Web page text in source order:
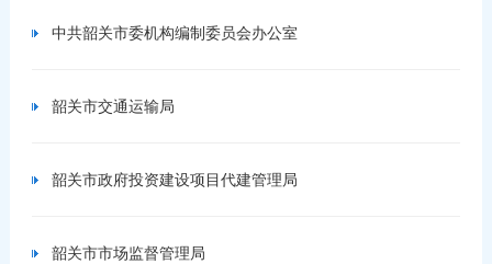
中共韶关市委机构编制委员会办公室
韶关市交通运输局
韶关市政府投资建设项目代建管理局
韶关市市场监督管理局